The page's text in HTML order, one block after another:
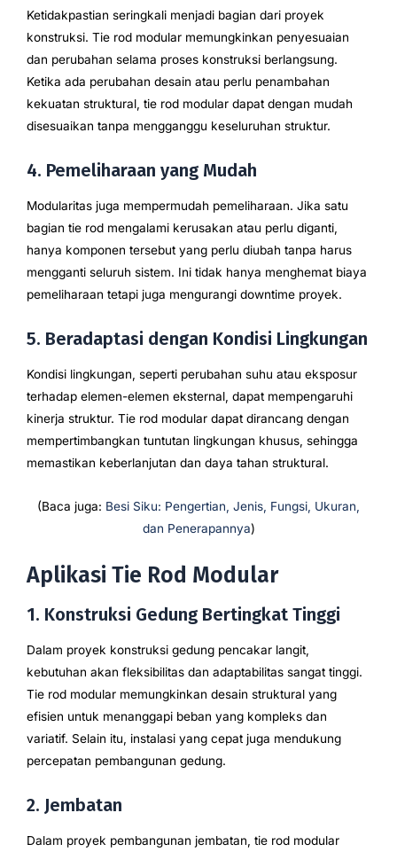
Ketidakpastian seringkali menjadi bagian dari proyek
konstruksi. Tie rod modular memungkinkan penyesuaian
dan perubahan selama proses konstruksi berlangsung.
Ketika ada perubahan desain atau perlu penambahan
kekuatan struktural, tie rod modular dapat dengan mudah
disesuaikan tanpa mengganggu keseluruhan struktur.
4. Pemeliharaan yang Mudah
Modularitas juga mempermudah pemeliharaan. Jika satu
bagian tie rod mengalami kerusakan atau perlu diganti,
hanya komponen tersebut yang perlu diubah tanpa harus
mengganti seluruh sistem. Ini tidak hanya menghemat biaya
pemeliharaan tetapi juga mengurangi downtime proyek.
5. Beradaptasi dengan Kondisi Lingkungan
Kondisi lingkungan, seperti perubahan suhu atau eksposur
terhadap elemen-elemen eksternal, dapat mempengaruhi
kinerja struktur. Tie rod modular dapat dirancang dengan
mempertimbangkan tuntutan lingkungan khusus, sehingga
memastikan keberlanjutan dan daya tahan struktural.
(Baca juga: Besi Siku: Pengertian, Jenis, Fungsi, Ukuran,
dan Penerapannya)
Aplikasi Tie Rod Modular
1. Konstruksi Gedung Bertingkat Tinggi
Dalam proyek konstruksi gedung pencakar langit,
kebutuhan akan fleksibilitas dan adaptabilitas sangat tinggi.
Tie rod modular memungkinkan desain struktural yang
efisien untuk menanggapi beban yang kompleks dan
variatif. Selain itu, instalasi yang cepat juga mendukung
percepatan pembangunan gedung.
2. Jembatan
Dalam proyek pembangunan jembatan, tie rod modular